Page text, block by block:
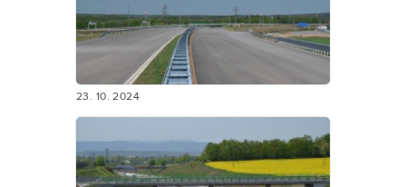
23. 10. 2024